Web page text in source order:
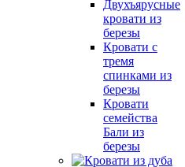
Двухъярусные
кровати из
березы
Кровати с
тремя
спинками из
березы
Кровати
семейства
Бали из
березы